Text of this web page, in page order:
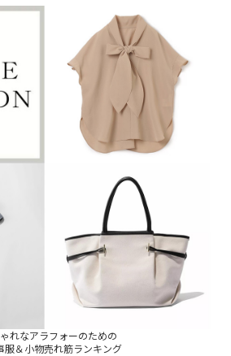
れなアラフォーのための
服＆小物売れ筋ランキング